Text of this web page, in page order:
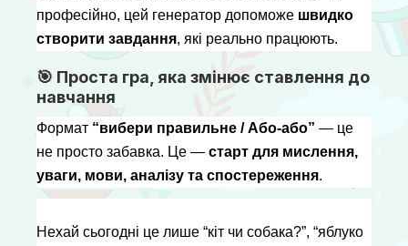
професійно, цей генератор допоможе швидко
створити завдання, які реально працюють.
🎯 Проста гра, яка змінює ставлення до
навчання
Формат “вибери правильне / Або-або” — це
не просто забавка. Це — старт для мислення,
уваги, мови, аналізу та спостереження.
Нехай сьогодні це лише “кіт чи собака?”, “яблуко